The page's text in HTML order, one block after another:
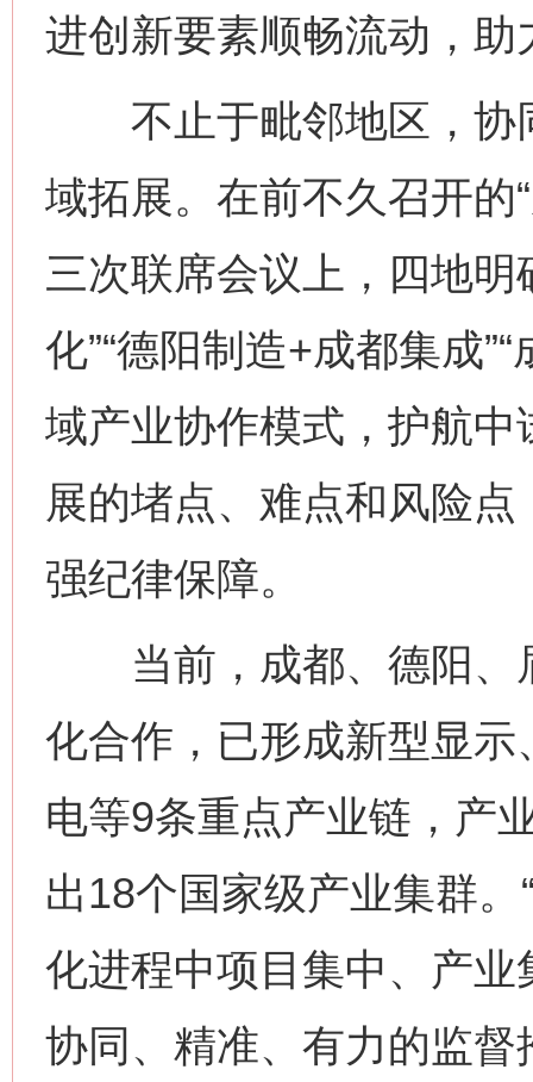
进创新要素顺畅流动，
不止于毗邻地区，协
域拓展。在前不久召开的
三次联席会议上，四地
化”“德阳制造+成都集成
域产业协作模式，护航
展的堵点、难点和风险
强纪律保障。
当前，成都、德阳、
化合作，已形成新型显
电等9条重点产业链，产
出18个国家级产业集群。
化进程中项目集中、产
协同、精准、有力的监